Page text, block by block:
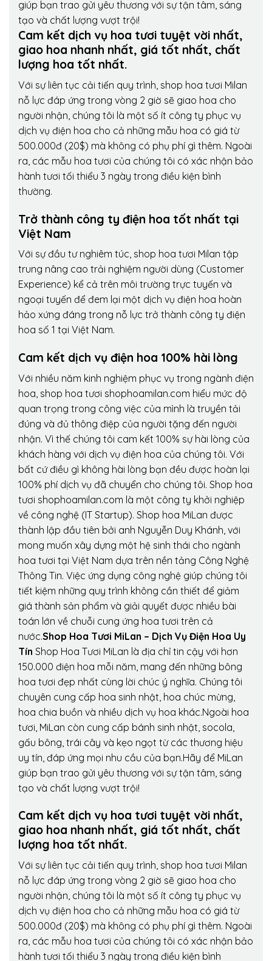
giúp bạn trao gửi yêu thương với sự tận tâm, sáng
tạo và chất lượng vượt trội!
Cam kết dịch vụ hoa tươi tuyệt vời nhất,
giao hoa nhanh nhất, giá tốt nhất, chất
lượng hoa tốt nhất.
Với sự liên tục cải tiến quy trình, shop hoa tươi Milan
nỗ lực đáp ứng trong vòng 2 giờ sẽ giao hoa cho
người nhận, chúng tôi là một số ít công ty phục vụ
dịch vụ điện hoa cho cả những mẫu hoa có giá từ
500.000đ (20$) mà không có phụ phí gì thêm. Ngoài
ra, các mẫu hoa tươi của chúng tôi có xác nhận bảo
hành tươi tối thiểu 3 ngày trong điều kiện bình
thường.
Trở thành công ty điện hoa tốt nhất tại
Việt Nam
Với sự đầu tư nghiêm túc, shop hoa tươi Milan tập
trung nâng cao trải nghiệm người dùng (Customer
Experience) kể cả trên môi trường trực tuyến và
ngoại tuyến để đem lại một dịch vụ điện hoa hoàn
hảo xứng đáng trong nỗ lực trở thành công ty điện
hoa số 1 tại Việt Nam.
Cam kết dịch vụ điện hoa 100% hài lòng
Với nhiều năm kinh nghiệm phục vụ trong ngành điện
hoa, shop hoa tươi shophoamilan.com hiểu mức độ
quan trọng trong công việc của mình là truyền tải
đúng và đủ thông điệp của người tặng đến người
nhận. Vì thế chúng tôi cam kết 100% sự hài lòng của
khách hàng với dịch vụ điện hoa của chúng tôi. Với
bất cứ điều gì không hài lòng bạn đều được hoàn lại
100% phí dịch vụ đã chuyển cho chúng tôi. Shop hoa
tươi shophoamilan.com là một công ty khởi nghiệp
về công nghệ (IT Startup). Shop hoa MiLan được
thành lập đầu tiên bởi anh Nguyễn Duy Khánh, với
mong muốn xây dựng một hệ sinh thái cho ngành
hoa tươi tại Việt Nam dựa trên nền tảng Công Nghệ
Thông Tin. Việc ứng dụng công nghệ giúp chúng tôi
tiết kiệm những quy trình không cần thiết để giảm
giá thành sản phẩm và giải quyết được nhiều bài
toán lớn về chuỗi cung ứng hoa tươi trên cả
nước.Shop Hoa Tươi MiLan – Dịch Vụ Điện Hoa Uy
Tín Shop Hoa Tươi MiLan là địa chỉ tin cậy với hơn
150.000 điện hoa mỗi năm, mang đến những bông
hoa tươi đẹp nhất cùng lời chúc ý nghĩa. Chúng tôi
chuyên cung cấp hoa sinh nhật, hoa chúc mừng,
hoa chia buồn và nhiều dịch vụ hoa khác.Ngoài hoa
tươi, MiLan còn cung cấp bánh sinh nhật, socola,
gấu bông, trái cây và kẹo ngọt từ các thương hiệu
uy tín, đáp ứng mọi nhu cầu của bạn.Hãy để MiLan
giúp bạn trao gửi yêu thương với sự tận tâm, sáng
tạo và chất lượng vượt trội!
Cam kết dịch vụ hoa tươi tuyệt vời nhất,
giao hoa nhanh nhất, giá tốt nhất, chất
lượng hoa tốt nhất.
Với sự liên tục cải tiến quy trình, shop hoa tươi Milan
nỗ lực đáp ứng trong vòng 2 giờ sẽ giao hoa cho
người nhận, chúng tôi là một số ít công ty phục vụ
dịch vụ điện hoa cho cả những mẫu hoa có giá từ
500.000đ (20$) mà không có phụ phí gì thêm. Ngoài
ra, các mẫu hoa tươi của chúng tôi có xác nhận bảo
hành tươi tối thiểu 3 ngày trong điều kiện bình